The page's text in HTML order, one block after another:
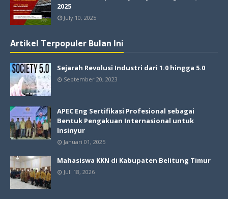
2025
July 10, 2025
Artikel Terpopuler Bulan Ini
Sejarah Revolusi Industri dari 1.0 hingga 5.0
September 20, 2023
APEC Eng Sertifikasi Profesional sebagai
Bentuk Pengakuan Internasional untuk
Insinyur
Januari 01, 2025
Mahasiswa KKN di Kabupaten Belitung Timur
Juli 18, 2026